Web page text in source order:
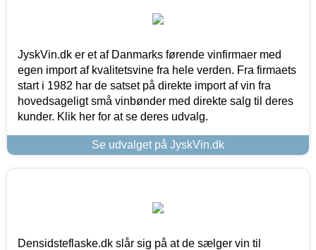
JyskVin.dk er et af Danmarks førende vinfirmaer med
egen import af kvalitetsvine fra hele verden. Fra firmaets
start i 1982 har de satset på direkte import af vin fra
hovedsageligt små vinbønder med direkte salg til deres
kunder. Klik her for at se deres udvalg.
Se udvalget på JyskVin.dk
Densidsteflaske.dk slår sig på at de sælger vin til